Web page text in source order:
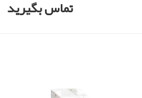
تماس بگیرید